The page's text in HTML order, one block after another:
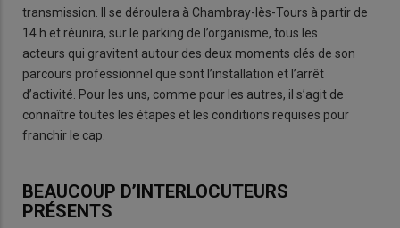
transmission. Il se déroulera à Chambray-lès-Tours à partir de
14 h et réunira, sur le parking de l’organisme, tous les
acteurs qui gravitent autour des deux moments clés de son
parcours professionnel que sont l’installation et l’arrêt
d’activité. Pour les uns, comme pour les autres, il s’agit de
connaître toutes les étapes et les conditions requises pour
franchir le cap.
BEAUCOUP D’INTERLOCUTEURS
PRÉSENTS